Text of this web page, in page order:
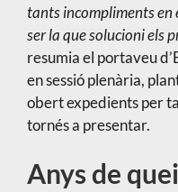
tants incompliments en
ser la que solucioni els
resumia el portaveu
en sessió plenària,
obert expedients per
tornés a presentar.
Anys de